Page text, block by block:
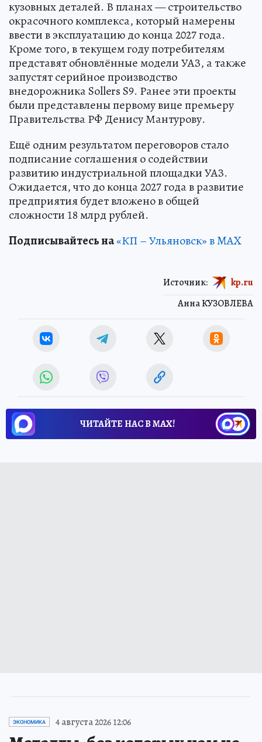
кузовных деталей. В планах — строительство
окрасочного комплекса, который намерены
ввести в эксплуатацию до конца 2027 года.
Кроме того, в текущем году потребителям
представят обновлённые модели УАЗ, а также
запустят серийное производство
внедорожника Sollers S9. Ранее эти проекты
были представлены первому вице премьеру
Правительства РФ Денису Мантурову.
Ещё одним результатом переговоров стало
подписание соглашения о содействии
развитию индустриальной площадки УАЗ.
Ожидается, что до конца 2027 года в развитие
предприятия будет вложено в общей
сложности 18 млрд рублей.
Подписывайтесь на«КП – Ульяновск» в MAX
Анна КУЗОВЛЕВА
Источник: kp.ru
ЧИТАЙТЕ НАС В МАХ!
ЭКОНОМИКА 4 августа 2026 12:06